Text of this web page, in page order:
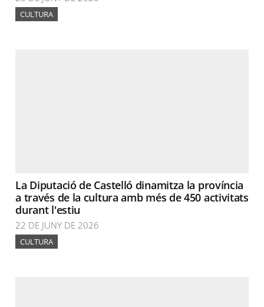
CULTURA
La Diputació de Castelló dinamitza la província
a través de la cultura amb més de 450 activitats
durant l'estiu
22 DE JUNY DE 2026
CULTURA